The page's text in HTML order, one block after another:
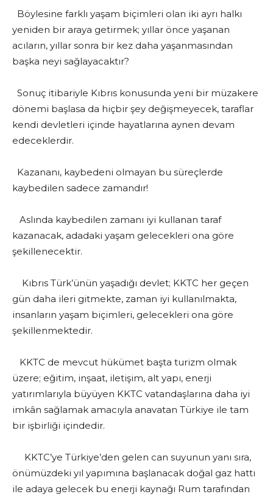
Böylesine farklı yaşam biçimleri olan iki ayrı halkı
yeniden bir araya getirmek; yıllar önce yaşanan
acıların, yıllar sonra bir kez daha yaşanmasından
başka neyi sağlayacaktır?
Sonuç itibariyle Kıbrıs konusunda yeni bir müzakere
dönemi başlasa da hiçbir şey değişmeyecek, taraflar
kendi devletleri içinde hayatlarına aynen devam
edeceklerdir.
Kazananı, kaybedeni olmayan bu süreçlerde
kaybedilen sadece zamandır!
Aslında kaybedilen zamanı iyi kullanan taraf
kazanacak, adadaki yaşam gelecekleri ona göre
şekillenecektir.
Kıbrıs Türk’ünün yaşadığı devlet; KKTC her geçen
gün daha ileri gitmekte, zaman iyi kullanılmakta,
insanların yaşam biçimleri, gelecekleri ona göre
şekillenmektedir.
KKTC de mevcut hükümet başta turizm olmak
üzere; eğitim, inşaat, iletişim, alt yapı, enerji
yatırımlarıyla büyüyen KKTC vatandaşlarına daha iyi
imkân sağlamak amacıyla anavatan Türkiye ile tam
bir işbirliği içindedir.
KKTC’ye Türkiye’den gelen can suyunun yanı sıra,
önümüzdeki yıl yapımına başlanacak doğal gaz hattı
ile adaya gelecek bu enerji kaynağı Rum tarafından